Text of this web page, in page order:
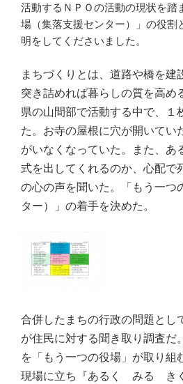
活動するＮＰＯの活動の現状を踏
場（集落支援センター）」の役割
明をしてくださいました。
まちづくりとは、道路や橋を建
突き詰めれば暮らしの質を高め
県の山間部で活動する中で、１
た。お寺の屋根に穴が開いてい
がいなくなっていた。また、あ
式を出してくれるのか、心配で
の心の声を聞いた。「もう一つ
ター）」の着手を決めた。
合併したまちの行政の問題とし
が住民に対する聞き取り調査だ
を「もう一つの役場」が取り組
現場に立ち『あるく みる き